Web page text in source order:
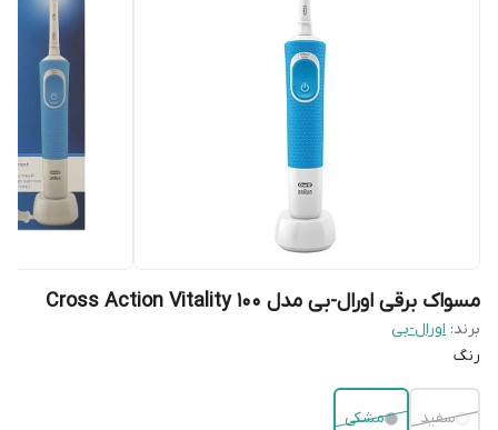
مسواک برقی اورال-بی مدل Cross Action Vitality 100
برند: اورال-بی
رنگ
سفید مشکی